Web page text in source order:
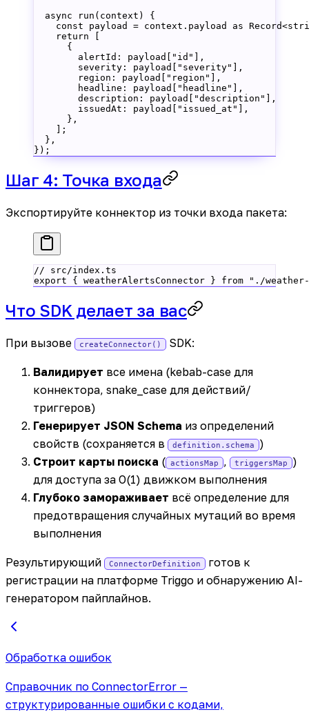
  async
run ( context ) {
    const
payload = context.payload as Record<
    return
      {
        alertId: payload[
"id"
],
        severity: payload[
"severity"
],
        region: payload[
"region"
],
        headline: payload[
"headline"
],
        description: payload[
"description"
],
        issuedAt: payload[
"issued_at"
],
      },
    ];
  },
});
Шаг 4: Точка входа
Экспортируйте коннектор из точки входа пакета:
// src/index.ts
export { weatherAlertsConnector } from "./
Что SDK делает за вас
При вызове createConnector() SDK:
Валидирует все имена (kebab-case для
коннектора, snake_case для действий/
триггеров)
Генерирует JSON Schema из определений
свойств (сохраняется в
definition.schema
)
Строит карты поиска ( actionsMap , triggersMap
)
для доступа за O(1) движком выполнения
Глубоко замораживает всё определение для
предотвращения случайных мутаций во время
выполнения
Результирующий ConnectorDefinition
готов к
регистрации на платформе Triggo и обнаружению AI-
генератором пайплайнов.
Обработка ошибок
Справочник по ConnectorError —
структурированные ошибки с кодами,